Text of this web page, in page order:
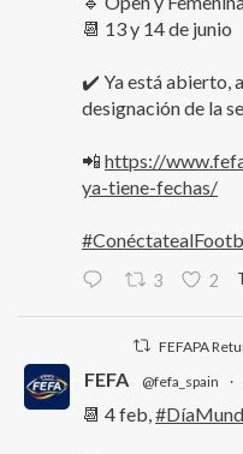
📆 13 y 14 de junio
✔️ Ya está abierto,
designación de la
📲 https://
ya-tiene-fechas/
3 2
FEFAPA
FEFA @fefa_spain ·
📆 4 feb,